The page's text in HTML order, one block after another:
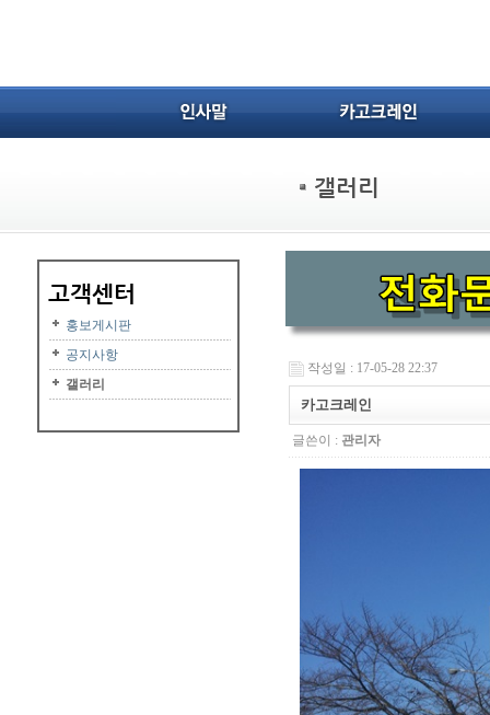
홍보게시판
공지사항
갤러리
작성일 : 17-05-28 22:37
카고크레인
글쓴이 : 관리자